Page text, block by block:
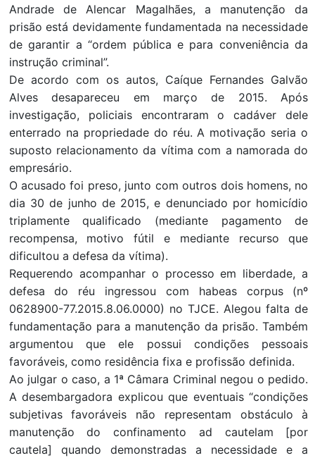
Andrade de Alencar Magalhães, a manutenção da
prisão está devidamente fundamentada na necessidade
de garantir a “ordem pública e para conveniência da
instrução criminal”.
De acordo com os autos, Caíque Fernandes Galvão
Alves desapareceu em março de 2015. Após
investigação, policiais encontraram o cadáver dele
enterrado na propriedade do réu. A motivação seria o
suposto relacionamento da vítima com a namorada do
empresário.
O acusado foi preso, junto com outros dois homens, no
dia 30 de junho de 2015, e denunciado por homicídio
triplamente qualificado (mediante pagamento de
recompensa, motivo fútil e mediante recurso que
dificultou a defesa da vítima).
Requerendo acompanhar o processo em liberdade, a
defesa do réu ingressou com habeas corpus (nº
0628900-77.2015.8.06.0000) no TJCE. Alegou falta de
fundamentação para a manutenção da prisão. Também
argumentou que ele possui condições pessoais
favoráveis, como residência fixa e profissão definida.
Ao julgar o caso, a 1ª Câmara Criminal negou o pedido.
A desembargadora explicou que eventuais “condições
subjetivas favoráveis não representam obstáculo à
manutenção do confinamento ad cautelam [por
cautela] quando demonstradas a necessidade e a